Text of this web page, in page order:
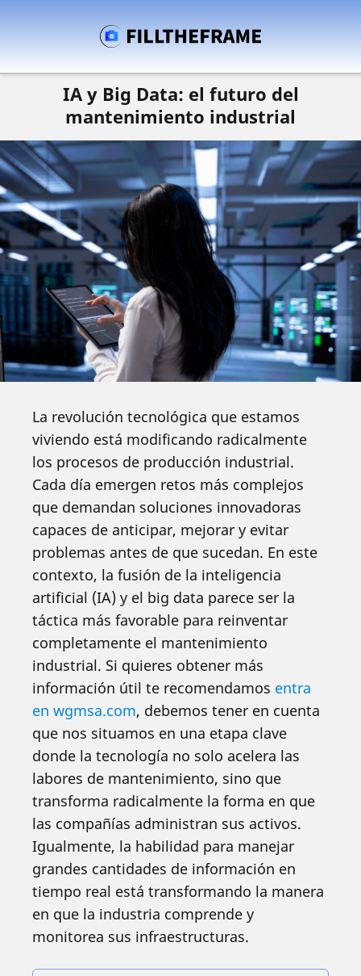
IA y Big Data: el futuro del
mantenimiento industrial
La revolución tecnológica que estamos
viviendo está modificando radicalmente
los procesos de producción industrial.
Cada día emergen retos más complejos
que demandan soluciones innovadoras
capaces de anticipar, mejorar y evitar
problemas antes de que sucedan. En este
contexto, la fusión de la inteligencia
artificial (IA) y el big data parece ser la
táctica más favorable para reinventar
completamente el mantenimiento
industrial. Si quieres obtener más
información útil te recomendamos entra
en wgmsa.com, debemos tener en cuenta
que nos situamos en una etapa clave
donde la tecnología no solo acelera las
labores de mantenimiento, sino que
transforma radicalmente la forma en que
las compañías administran sus activos.
Igualmente, la habilidad para manejar
grandes cantidades de información en
tiempo real está transformando la manera
en que la industria comprende y
monitorea sus infraestructuras.